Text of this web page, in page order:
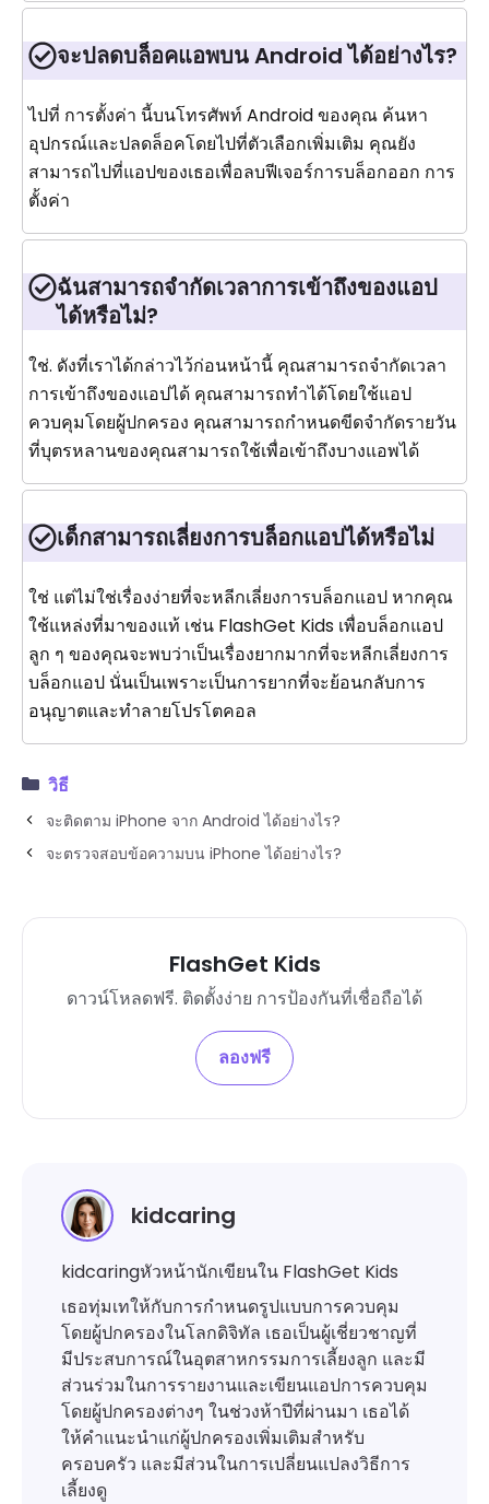
จะปลดบล็อคแอพบน Android ได้อย่างไร?
ไปที่ การตั้งค่า นี้บนโทรศัพท์ Android ของคุณ ค้นหา
อุปกรณ์และปลดล็อคโดยไปที่ตัวเลือกเพิ่มเติม คุณยัง
สามารถไปที่แอปของเธอเพื่อลบฟีเจอร์การบล็อกออก การ
ตั้งค่า
ฉันสามารถจำกัดเวลาการเข้าถึงของแอป
ได้หรือไม่?
ใช่. ดังที่เราได้กล่าวไว้ก่อนหน้านี้ คุณสามารถจำกัดเวลา
การเข้าถึงของแอปได้ คุณสามารถทำได้โดยใช้แอป
ควบคุมโดยผู้ปกครอง คุณสามารถกำหนดขีดจำกัดรายวัน
ที่บุตรหลานของคุณสามารถใช้เพื่อเข้าถึงบางแอพได้
เด็กสามารถเลี่ยงการบล็อกแอปได้หรือไม่
ใช่ แต่ไม่ใช่เรื่องง่ายที่จะหลีกเลี่ยงการบล็อกแอป หากคุณ
ใช้แหล่งที่มาของแท้ เช่น FlashGet Kids เพื่อบล็อกแอป
ลูก ๆ ของคุณจะพบว่าเป็นเรื่องยากมากที่จะหลีกเลี่ยงการ
บล็อกแอป นั่นเป็นเพราะเป็นการยากที่จะย้อนกลับการ
อนุญาตและทำลายโปรโตคอล
วิธี
จะติดตาม iPhone จาก Android ได้อย่างไร?
จะตรวจสอบข้อความบน iPhone ได้อย่างไร?
FlashGet Kids
ดาวน์โหลดฟรี. ติดตั้งง่าย การป้องกันที่เชื่อถือได้
ลองฟรี
kidcaring
kidcaringหัวหน้านักเขียนใน FlashGet Kids
เธอทุ่มเทให้กับการกำหนดรูปแบบการควบคุม
โดยผู้ปกครองในโลกดิจิทัล เธอเป็นผู้เชี่ยวชาญที่
มีประสบการณ์ในอุตสาหกรรมการเลี้ยงลูก และมี
ส่วนร่วมในการรายงานและเขียนแอปการควบคุม
โดยผู้ปกครองต่างๆ ในช่วงห้าปีที่ผ่านมา เธอได้
ให้คำแนะนำแก่ผู้ปกครองเพิ่มเติมสำหรับ
ครอบครัว และมีส่วนในการเปลี่ยนแปลงวิธีการ
เลี้ยงดู